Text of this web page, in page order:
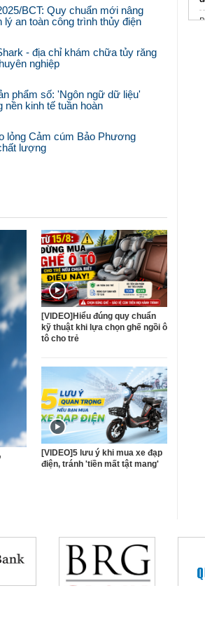
BCT: Quy chuẩn mới nâng
lý an toàn công trình thủy điện
- địa chỉ khám chữa tủy răng
nghiệp
phẩm số: 'Ngôn ngữ dữ liệu'
nền kinh tế tuần hoàn
lỏng Cảm cúm Bảo Phương
lượng
[VIDEO]Hiểu đúng quy chuẩn
kỹ thuật khi lựa chọn ghế ngồi ô
tô cho trẻ
[VIDEO]5 lưu ý khi mua xe đạp
điện, tránh 'tiền mất tật mang'